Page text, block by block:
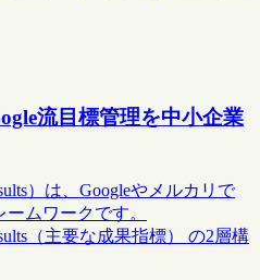
流目標管理を中小企業
）は、Googleやメルカリで
ムワークです。
（主要な成果指標） の2層構